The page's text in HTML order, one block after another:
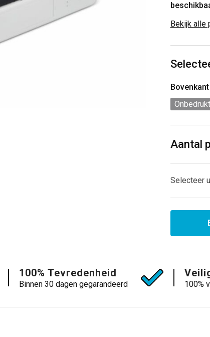
Bekijk alle
Onbedrukt
Aantal
Selecteer
100% Tevredenheid
Binnen 30 dagen gegarandeerd 100%